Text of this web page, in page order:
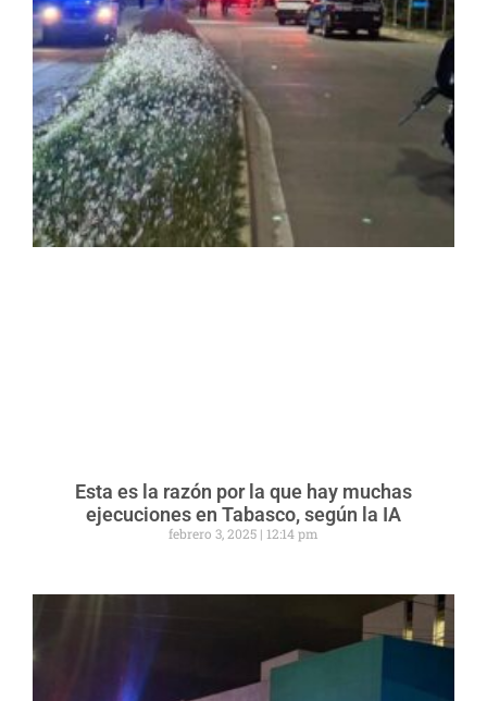
Esta es la razón por la que hay muchas
ejecuciones en Tabasco, según la IA
febrero 3, 2025 12:14 pm